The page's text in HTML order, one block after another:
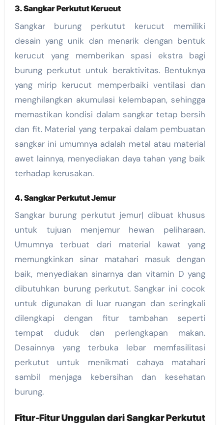
3. Sangkar Perkutut Kerucut
Sangkar burung perkutut kerucut memiliki
desain yang unik dan menarik dengan bentuk
kerucut yang memberikan spasi ekstra bagi
burung perkutut untuk beraktivitas. Bentuknya
yang mirip kerucut memperbaiki ventilasi dan
menghilangkan akumulasi kelembapan, sehingga
memastikan kondisi dalam sangkar tetap bersih
dan fit. Material yang terpakai dalam pembuatan
sangkar ini umumnya adalah metal atau material
awet lainnya, menyediakan daya tahan yang baik
terhadap kerusakan.
4. Sangkar Perkutut Jemur
Sangkar burung perkutut jemur| dibuat khusus
untuk tujuan menjemur hewan peliharaan.
Umumnya terbuat dari material kawat yang
memungkinkan sinar matahari masuk dengan
baik, menyediakan sinarnya dan vitamin D yang
dibutuhkan burung perkutut. Sangkar ini cocok
untuk digunakan di luar ruangan dan seringkali
dilengkapi dengan fitur tambahan seperti
tempat duduk dan perlengkapan makan.
Desainnya yang terbuka lebar memfasilitasi
perkutut untuk menikmati cahaya matahari
sambil menjaga kebersihan dan kesehatan
burung.
Fitur-Fitur Unggulan dari Sangkar Perkutut